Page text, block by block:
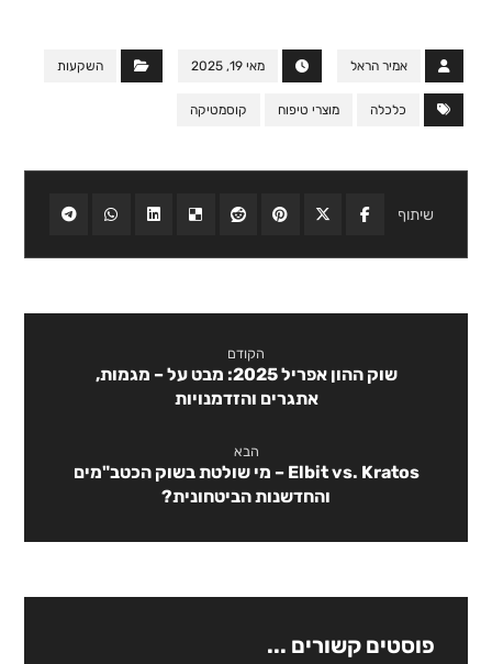
אמיר הראל מאי 19, 2025 השקעות
כלכלה מוצרי טיפוח קוסמטיקה
הקודם
שוק ההון אפריל 2025: מבט על – מגמות,
אתגרים והזדמנויות
הבא
Elbit vs. Kratos – מי שולטת בשוק הכטב"מים
והחדשנות הביטחונית?
פוסטים קשורים ...